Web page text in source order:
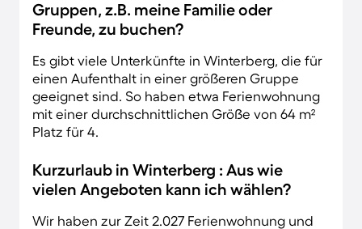
Gruppen, z.B. meine Familie oder
Freunde, zu buchen?
Es gibt viele Unterkünfte in Winterberg, die für
einen Aufenthalt in einer größeren Gruppe
geeignet sind. So haben etwa Ferienwohnung
mit einer durchschnittlichen Größe von 64 m²
Platz für 4.
Kurzurlaub in Winterberg : Aus wie
vielen Angeboten kann ich wählen?
Wir haben zur Zeit 2.027 Ferienwohnung und